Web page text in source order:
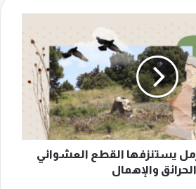
يستنزفها القطع العشوائي
والإهمال